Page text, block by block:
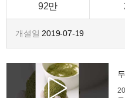
92만
개설일 2019-07-19